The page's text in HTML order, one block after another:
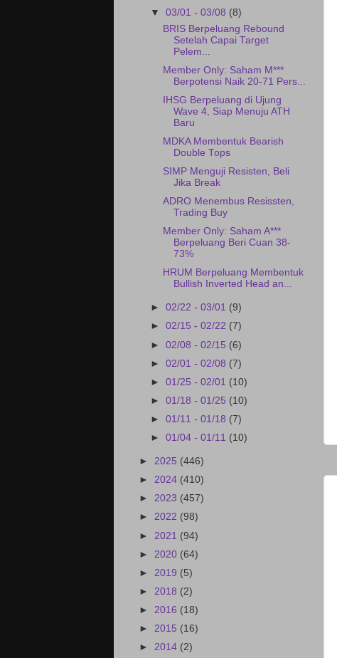
▼03/01 - 03/08 (8)
BRIS Berpeluang Rebound
Setelah Capai Target
Pelem...
Member Only: Saham M***
Berpotensi Naik 20-71 Pers...
IHSG Berpeluang di Ujung
Wave 4, Siap Menuju ATH
Baru
MDKA Membentuk Bearish
Double Tops
SIMP Menguji Resisten, Beli
Jika Break
ADRO Menembus Resissten,
Trading Buy
Member Only: Saham A***
Berpeluang Beri Cuan 38-
73%
HRUM Berpeluang Membentuk
Bullish Inverted Head an...
►02/22 - 03/01 (9)
►02/15 - 02/22 (7)
►02/08 - 02/15 (6)
►02/01 - 02/08 (7)
►01/25 - 02/01 (10)
►01/18 - 01/25 (10)
►01/11 - 01/18 (7)
►01/04 - 01/11 (10)
► 2025 (446)
► 2024 (410)
► 2023 (457)
► 2022 (98)
► 2021 (94)
► 2020 (64)
► 2019 (5)
► 2018 (2)
► 2016 (18)
► 2015 (16)
► 2014 (2)